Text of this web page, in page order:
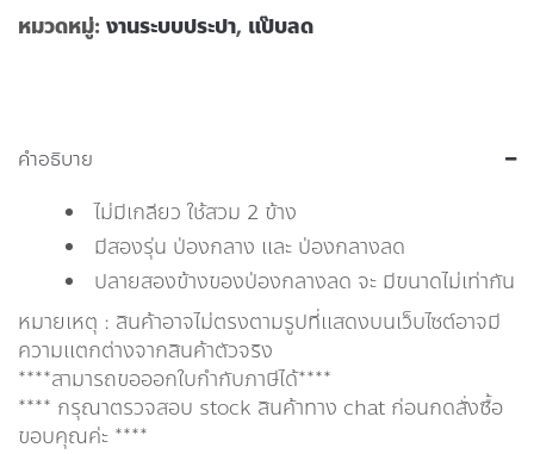
หมวดหมู่: งานระบบประปา, แป๊บลด
คำอธิบาย
ไม่มีเกลียว ใช้สวม 2 ข้าง
มีสองรุ่น ป่องกลาง และ ป่องกลางลด
ปลายสองข้างของป่องกลางลด จะ มีขนาดไม่เท่ากัน
หมายเหตุ : สินค้าอาจไม่ตรงตามรูปที่แสดงบนเว็บไซต์อาจมี
ความแตกต่างจากสินค้าตัวจริง
****สามารถขอออกใบกำกับภาษีได้****
**** กรุณาตรวจสอบ stock สินค้าทาง chat ก่อนกดสั่งซื้อ
ขอบคุณค่ะ ****